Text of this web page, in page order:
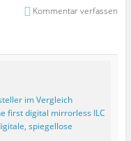
Kommentar verfassen
im Vergleich
first digital mirrorless ILC
spiegellose